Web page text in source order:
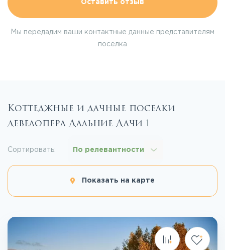
Оставить отзыв
Мы передадим ваши контактные данные представителям
поселка
Коттеджные и дачные поселки
девелопера Дальние Дачи 1
Показать на карте
Сортировать: По релевантности